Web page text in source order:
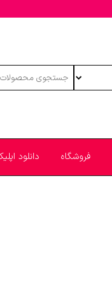
فروشگاه دانلود